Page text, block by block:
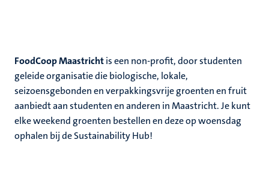
FoodCoop Maastrichtis een non-profit, door studenten
geleide organisatie die biologische, lokale,
seizoensgebonden en verpakkingsvrije groenten en fruit
aanbiedt aan studenten en anderen in Maastricht. Je kunt
elke weekend groenten bestellen en deze op woensdag
ophalen bij de Sustainability Hub!